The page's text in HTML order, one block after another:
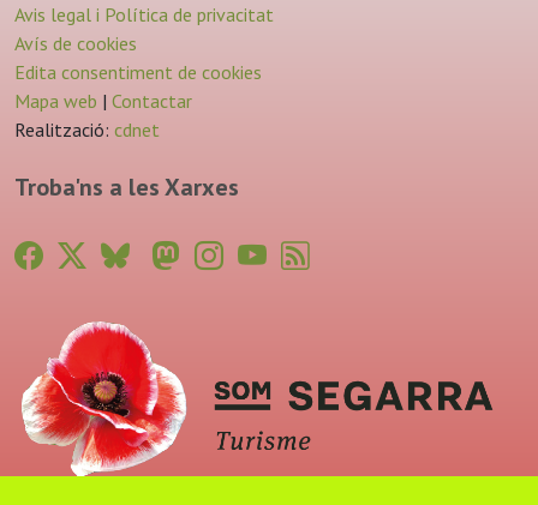
Avis legal i Política de privacitat
Avís de cookies
Edita consentiment de cookies
Mapa web | Contactar
Realització: cdnet
Troba'ns a les Xarxes